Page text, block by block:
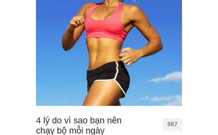
4 lý do vì sao bạn nên
chạy bộ mỗi ngày
987